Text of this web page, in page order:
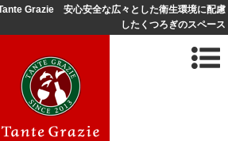
Grazie 安心安全な広々とした衛生環境に配慮
したくつろぎのスペース